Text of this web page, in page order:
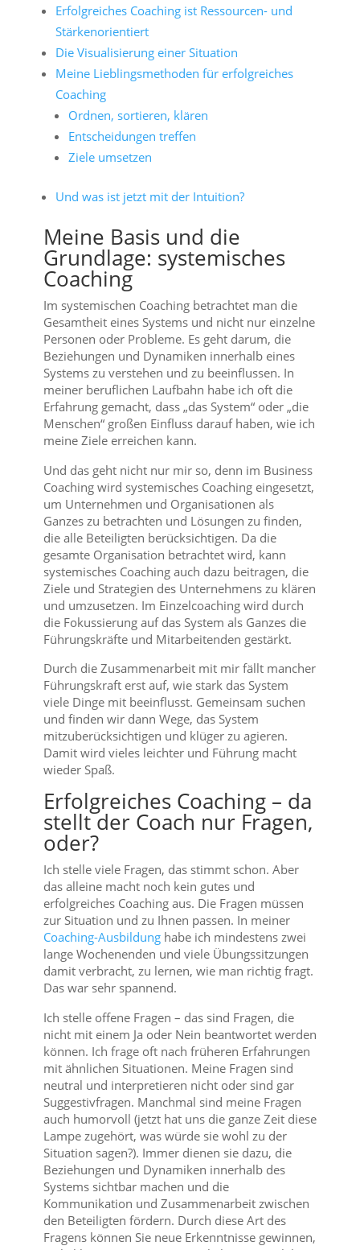
Erfolgreiches Coaching ist Ressourcen- und
Stärkenorientiert
Die Visualisierung einer Situation
Meine Lieblingsmethoden für erfolgreiches
Coaching
Ordnen, sortieren, klären
Entscheidungen treffen
Ziele umsetzen
Und was ist jetzt mit der Intuition?
Meine Basis und die
Grundlage: systemisches
Coaching
Im systemischen Coaching betrachtet man die
Gesamtheit eines Systems und nicht nur einzelne
Personen oder Probleme. Es geht darum, die
Beziehungen und Dynamiken innerhalb eines
Systems zu verstehen und zu beeinflussen. In
meiner beruflichen Laufbahn habe ich oft die
Erfahrung gemacht, dass „das System“ oder „die
Menschen“ großen Einfluss darauf haben, wie ich
meine Ziele erreichen kann.
Und das geht nicht nur mir so, denn im Business
Coaching wird systemisches Coaching eingesetzt,
um Unternehmen und Organisationen als
Ganzes zu betrachten und Lösungen zu finden,
die alle Beteiligten berücksichtigen. Da die
gesamte Organisation betrachtet wird, kann
systemisches Coaching auch dazu beitragen, die
Ziele und Strategien des Unternehmens zu klären
und umzusetzen. Im Einzelcoaching wird durch
die Fokussierung auf das System als Ganzes die
Führungskräfte und Mitarbeitenden gestärkt.
Durch die Zusammenarbeit mit mir fällt mancher
Führungskraft erst auf, wie stark das System
viele Dinge mit beeinflusst. Gemeinsam suchen
und finden wir dann Wege, das System
mitzuberücksichtigen und klüger zu agieren.
Damit wird vieles leichter und Führung macht
wieder Spaß.
Erfolgreiches Coaching – da
stellt der Coach nur Fragen,
oder?
Ich stelle viele Fragen, das stimmt schon. Aber
das alleine macht noch kein gutes und
erfolgreiches Coaching aus. Die Fragen müssen
zur Situation und zu Ihnen passen. In meiner
Coaching-Ausbildunghabe ich mindestens zwei
lange Wochenenden und viele Übungssitzungen
damit verbracht, zu lernen, wie man richtig fragt.
Das war sehr spannend.
Ich stelle offene Fragen – das sind Fragen, die
nicht mit einem Ja oder Nein beantwortet werden
können. Ich frage oft nach früheren Erfahrungen
mit ähnlichen Situationen. Meine Fragen sind
neutral und interpretieren nicht oder sind gar
Suggestivfragen. Manchmal sind meine Fragen
auch humorvoll (jetzt hat uns die ganze Zeit diese
Lampe zugehört, was würde sie wohl zu der
Situation sagen?). Immer dienen sie dazu, die
Beziehungen und Dynamiken innerhalb des
Systems sichtbar machen und die
Kommunikation und Zusammenarbeit zwischen
den Beteiligten fördern. Durch diese Art des
Fragens können Sie neue Erkenntnisse gewinnen,